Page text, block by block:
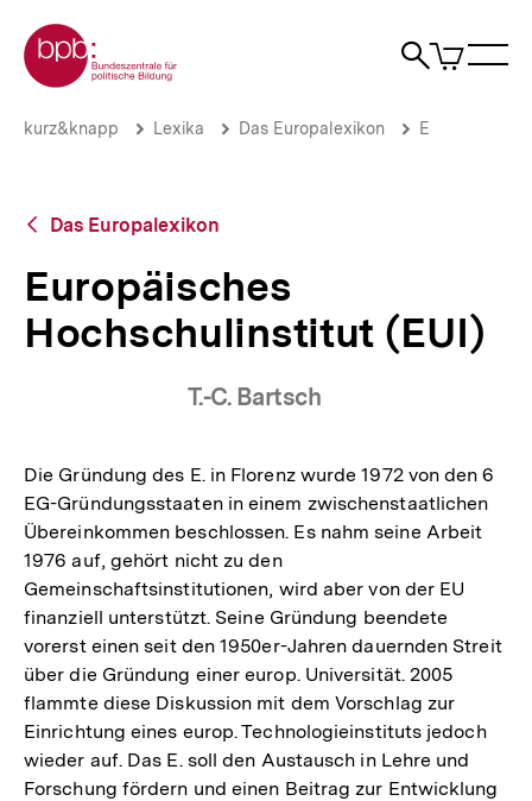
zum
Seiteninhalt
springen
Zur Startseite der bpb
Suche
Artikel
im
Europäisches
bpb.de
Brotkrümelnavigation
Pfadnavigation
kurz&knapp Lexika Das Europalexikon E
Zurück
Übersicht
Das Europalexikon
Europäisches
Hochschulinstitut (EUI)
T.-C. Bartsch
Die Gründung des E. in Florenz wurde 1972 von den 6
EG-Gründungsstaaten in einem zwischenstaatlichen
Übereinkommen beschlossen. Es nahm seine Arbeit
1976 auf, gehört nicht zu den
Gemeinschaftsinstitutionen, wird aber von der EU
finanziell unterstützt. Seine Gründung beendete
vorerst einen seit den 1950er-Jahren dauernden Streit
über die Gründung einer europ. Universität. 2005
flammte diese Diskussion mit dem Vorschlag zur
Einrichtung eines europ. Technologieinstituts jedoch
wieder auf. Das E. soll den Austausch in Lehre und
Forschung fördern und einen Beitrag zur Entwicklung